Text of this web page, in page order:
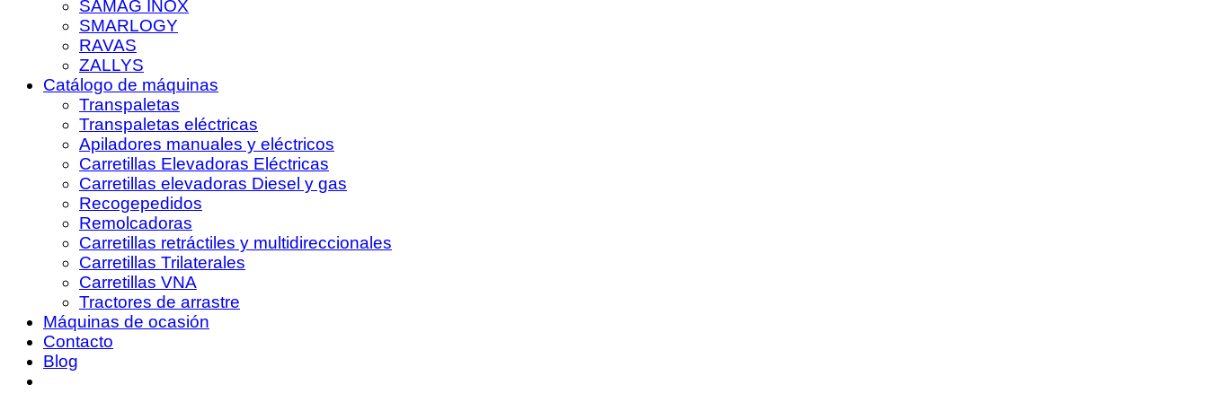
SAMAG INOX
SMARLOGY
RAVAS
ZALLYS
Catálogo de máquinas
Transpaletas
Transpaletas eléctricas
Apiladores manuales y eléctricos
Carretillas Elevadoras Eléctricas
Carretillas elevadoras Diesel y gas
Recogepedidos
Remolcadoras
Carretillas retráctiles y multidireccionales
Carretillas Trilaterales
Carretillas VNA
Tractores de arrastre
Máquinas de ocasión
Contacto
Blog